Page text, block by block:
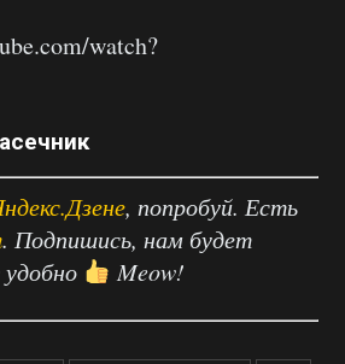
watch?
, попробуй. Есть
. Подпишись, нам будет
Meow!